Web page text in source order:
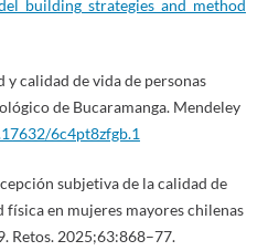
y calidad de vida de personas
de Bucaramanga. Mendeley
6c4pt8zfgb.1
subjetiva de la calidad de
física en mujeres mayores chilenas
Retos. 2025;63:868–77.